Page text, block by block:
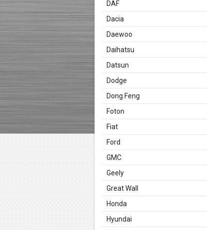
DAF
Dacia
Daewoo
Daihatsu
Datsun
Dodge
Dong Feng
Foton
Fiat
Ford
GMC
Geely
Great Wall
Honda
Hyundai